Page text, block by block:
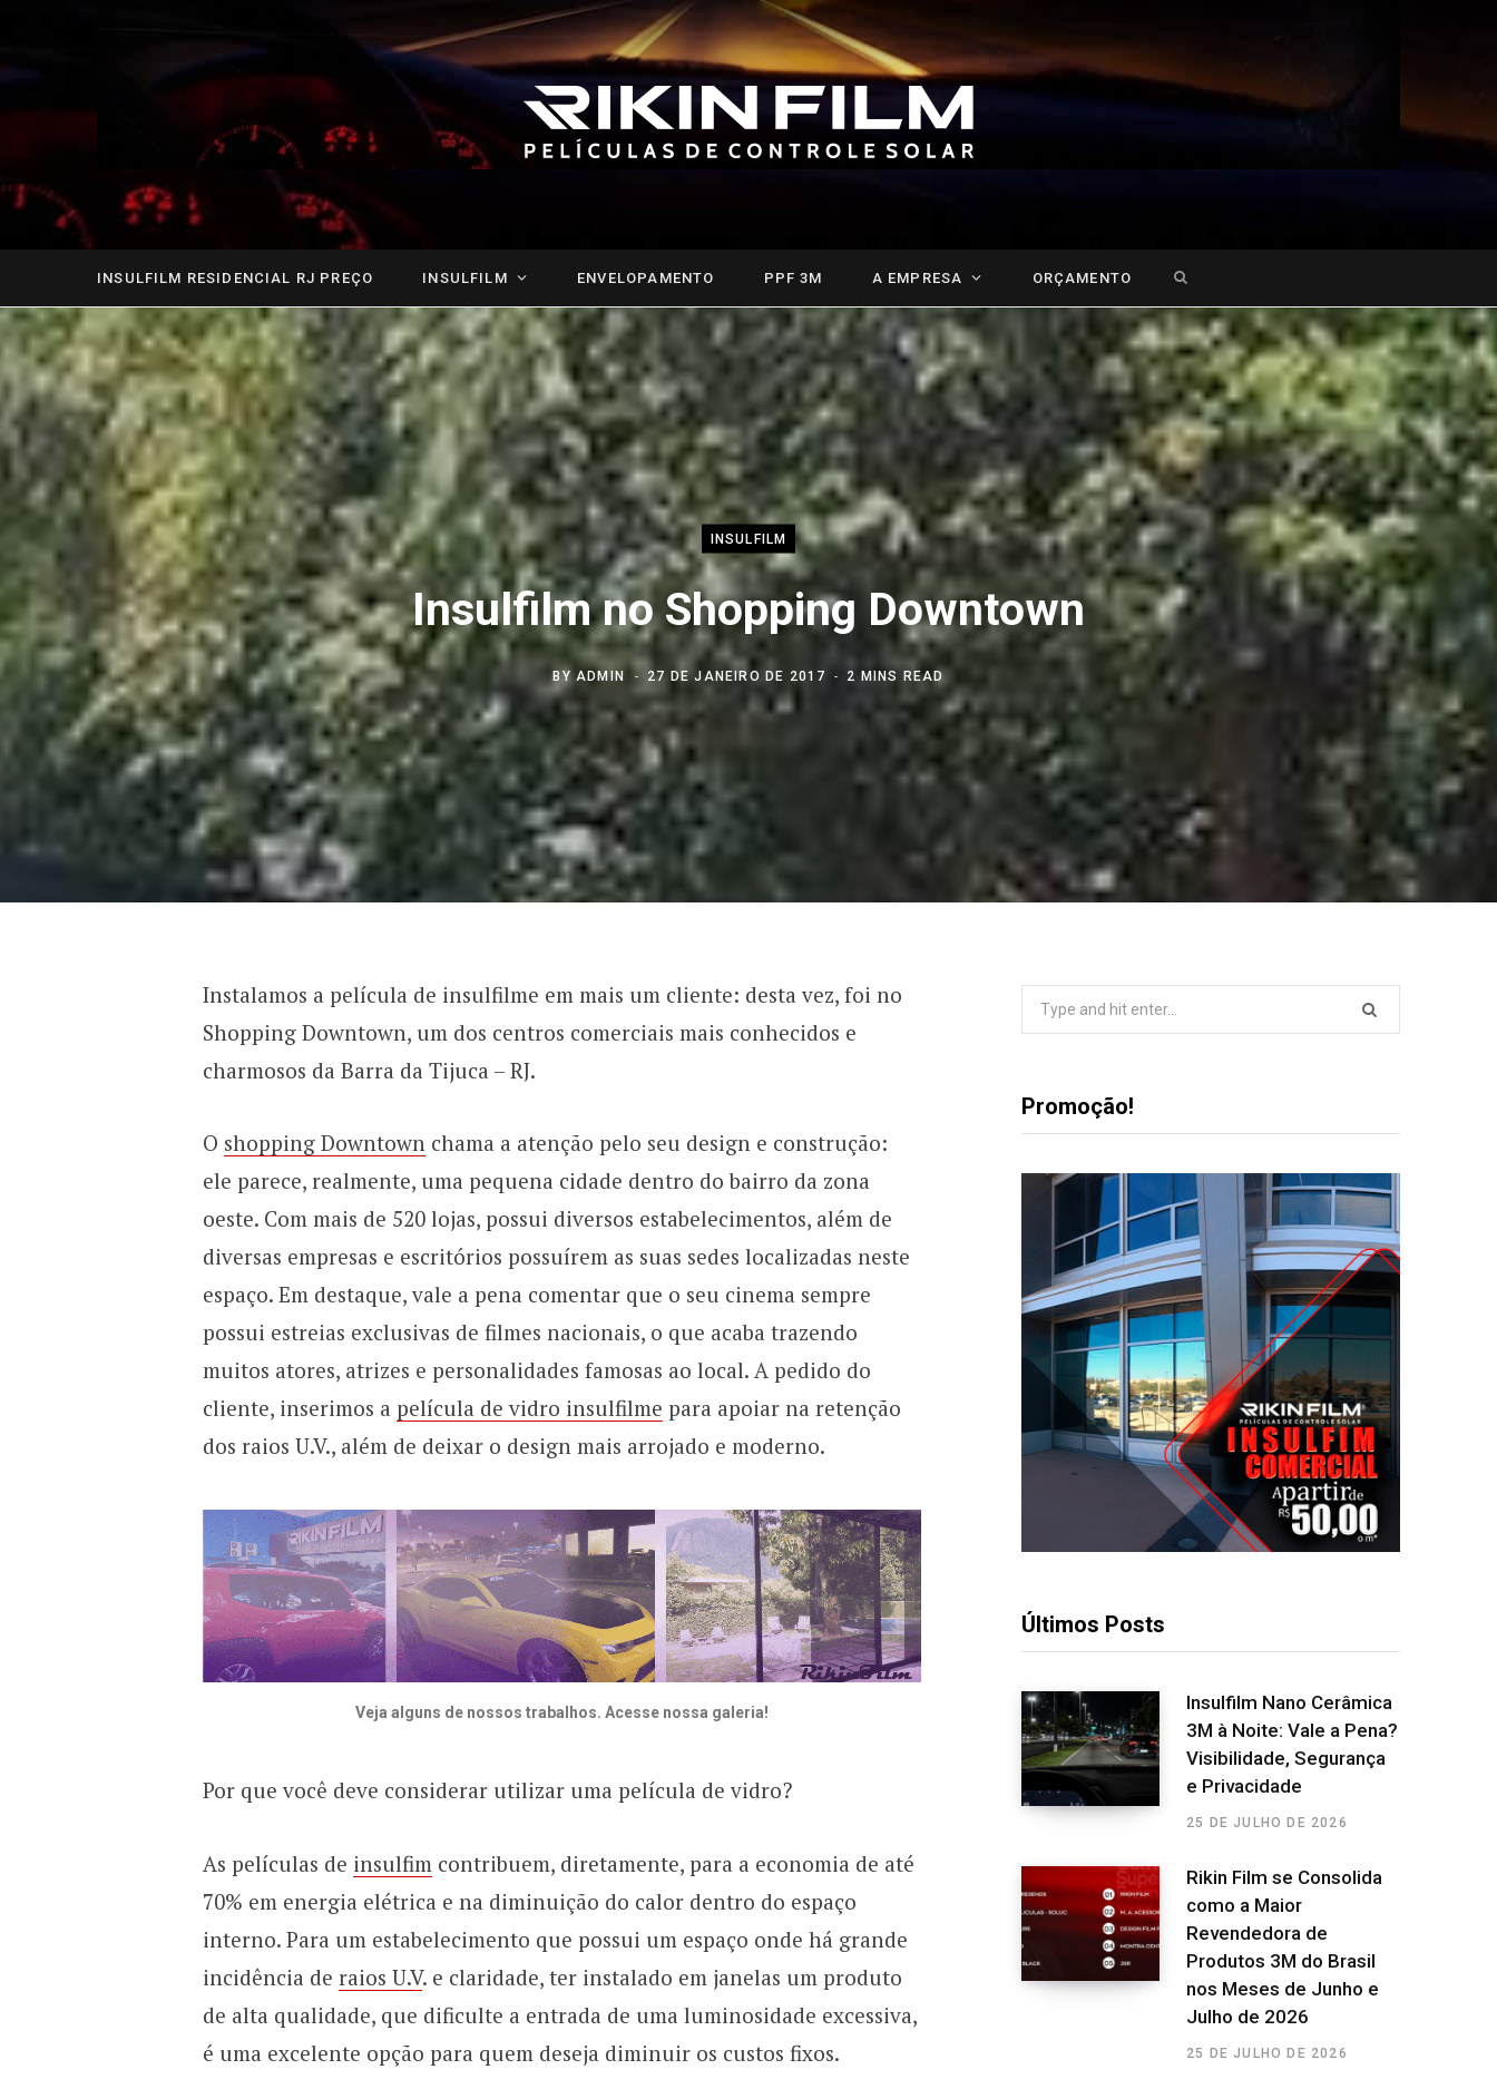
INSULFILM RESIDENCIAL RJ PREÇO INSULFILM ENVELOPAMENTO PPF 3M A EMPRESA ORÇAMENTO
for:
INSULFILM
Insulfilm no Shopping Downtown
BY ADMIN 27 DE JANEIRO DE 2017 2 MINS READ
Instalamos a película de insulfilme em mais um cliente: desta vez, foi no
Shopping Downtown, um dos centros comerciais mais conhecidos e
charmosos da Barra da Tijuca – RJ.
O shopping Downtownchama a atenção pelo seu design e construção:
ele parece, realmente, uma pequena cidade dentro do bairro da zona
oeste. Com mais de 520 lojas, possui diversos estabelecimentos, além de
diversas empresas e escritórios possuírem as suas sedes localizadas neste
espaço. Em destaque, vale a pena comentar que o seu cinema sempre
possui estreias exclusivas de filmes nacionais, o que acaba trazendo
muitos atores, atrizes e personalidades famosas ao local. A pedido do
cliente, inserimos a película de vidro insulfilme para apoiar na retenção
dos raios U.V., além de deixar o design mais arrojado e moderno.
Veja alguns de nossos trabalhos. Acesse nossa galeria!
Por que você deve considerar utilizar uma película de vidro?
As películas de insulfim contribuem, diretamente, para a economia de até
70% em energia elétrica e na diminuição do calor dentro do espaço
interno. Para um estabelecimento que possui um espaço onde há grande
incidência de raios U.V. e claridade, ter instalado em janelas um produto
de alta qualidade, que dificulte a entrada de uma luminosidade excessiva,
é uma excelente opção para quem deseja diminuir os custos fixos.
Promoção!
Últimos Posts
Insulfilm Nano Cerâmica
3M à Noite: Vale a Pena?
Visibilidade, Segurança
e Privacidade
25 DE JULHO DE 2026
Rikin Film se Consolida
como a Maior
Revendedora de
Produtos 3M do Brasil
nos Meses de Junho e
Julho de 2026
25 DE JULHO DE 2026